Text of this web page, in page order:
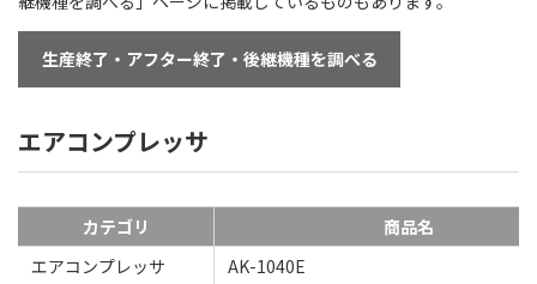
生産終了・アフター終了・後継機種を調べる
エアコンプレッサ
カテゴリ
商品名
エアコンプレッサ
AK-1040E